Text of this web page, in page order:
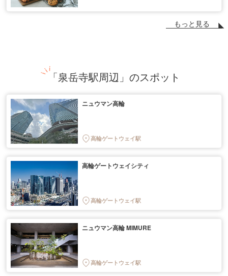
もっと見る
「泉岳寺駅周辺」のスポット
ニュウマン高輪
高輪ゲートウェイ駅
高輪ゲートウェイシティ
高輪ゲートウェイ駅
ニュウマン高輪 MIMURE
高輪ゲートウェイ駅